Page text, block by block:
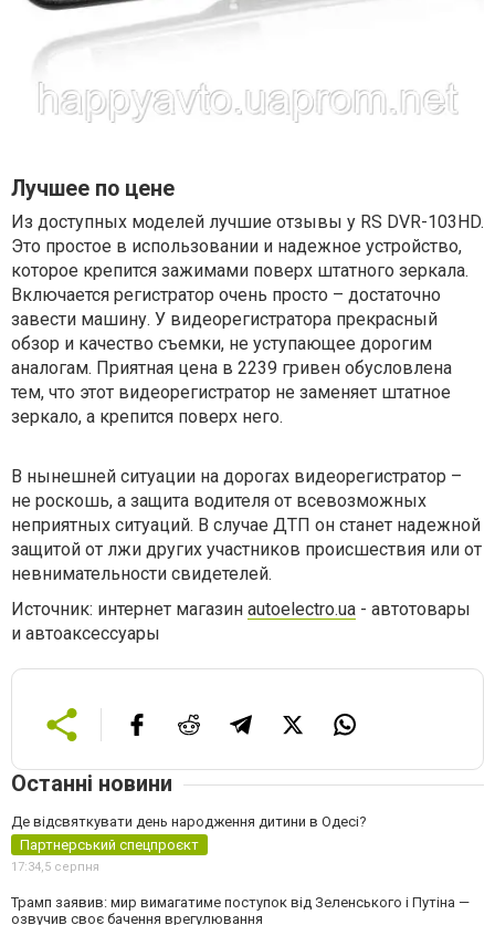
Лучшее по цене
Из доступных моделей лучшие отзывы у RS DVR-103HD.
Это простое в использовании и надежное устройство,
которое крепится зажимами поверх штатного зеркала.
Включается регистратор очень просто – достаточно
завести машину. У видеорегистратора прекрасный
обзор и качество съемки, не уступающее дорогим
аналогам. Приятная цена в 2239 гривен обусловлена
тем, что этот видеорегистратор не заменяет штатное
зеркало, а крепится поверх него.
В нынешней ситуации на дорогах видеорегистратор –
не роскошь, а защита водителя от всевозможных
неприятных ситуаций. В случае ДТП он станет надежной
защитой от лжи других участников происшествия или от
невнимательности свидетелей.
Источник: интернет магазин autoelectro.ua - автотовары
и автоаксессуары
Останні новини
Де відсвяткувати день народження дитини в Одесі?
Партнерський спецпроєкт
17:34,5 серпня
Трамп заявив: мир вимагатиме поступок від Зеленського і Путіна —
озвучив своє бачення врегулювання